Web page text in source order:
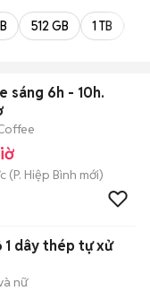
512 GB 1 TB
sáng 6h - 10h.
(P. Hiệp Bình mới)
1 dây thép tự xử
nữ